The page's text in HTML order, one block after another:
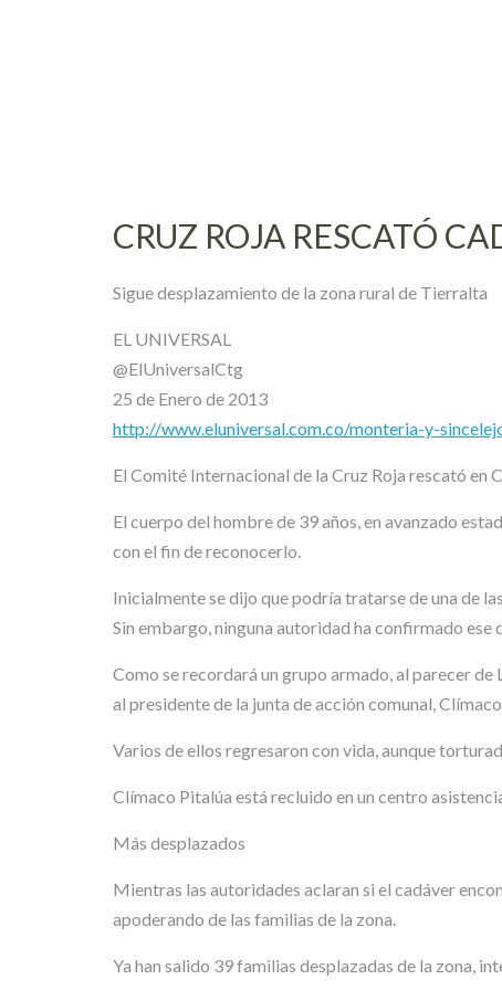
CRUZ ROJA RESCATÓ
Sigue desplazamiento de la zona rural de Tierralta
EL UNIVERSAL
@ElUniversalCtg
25 de Enero de 2013
http://www.eluniversal.com.co/monteria-y-
El Comité Internacional de la Cruz Roja rescató
El cuerpo del hombre de 39 años, en avanzado
con el fin de reconocerlo.
Inicialmente se dijo que podría tratarse de una de
Sin embargo, ninguna autoridad ha confirmado ese
Como se recordará un grupo armado, al parecer
al presidente de la junta de acción comunal,
Varios de ellos regresaron con vida, aunque
Clímaco Pitalúa está recluido en un centro
Más desplazados
Mientras las autoridades aclaran si el cadáver
apoderando de las familias de la zona.
Ya han salido 39 familias desplazadas de la zona,